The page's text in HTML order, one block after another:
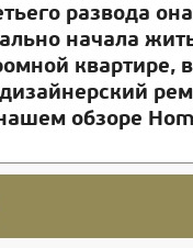
развода
начала
квартире, в
обзоре